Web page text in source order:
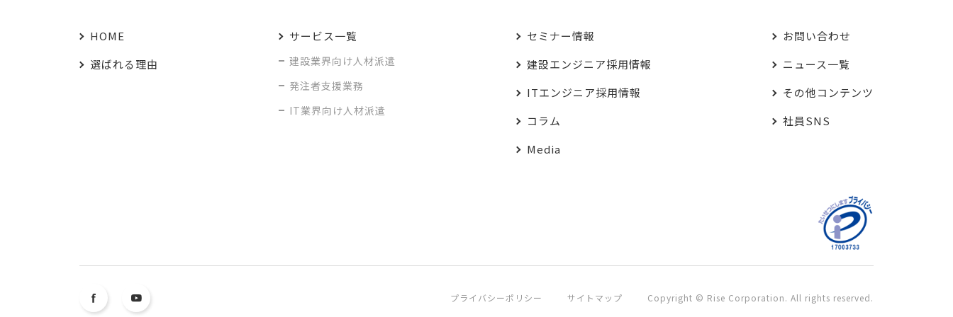
HOME
選ばれる理由
サービス一覧
建設業界向け人材派遣
発注者支援業務
IT業界向け人材派遣
セミナー情報
建設エンジニア採用情報
ITエンジニア採用情報
コラム
Media
お問い合わせ
ニュース一覧
その他コンテンツ
社員SNS
プライバシーポリシー サイトマップ Copyright © Rise Corporation. All rights reserved.